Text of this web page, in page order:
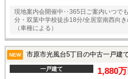
現地案内会開催中‥365日ご案内いつで
分・双葉中学校徒歩18分/全居室南西向
（車種による）
NEW 市原市光風台5丁目の中古一戸建
一戸建て 1,880万